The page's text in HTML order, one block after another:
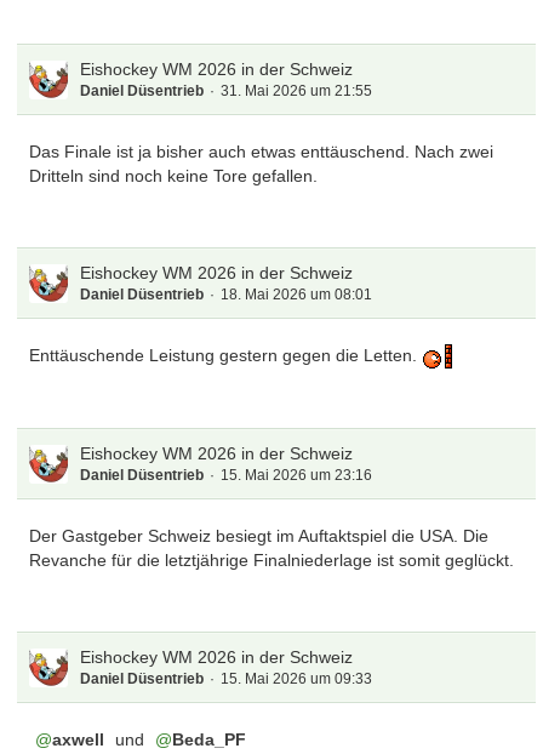
Eishockey WM 2026 in der Schweiz
Daniel Düsentrieb 31. Mai 2026 um 21:55
Das Finale ist ja bisher auch etwas enttäuschend. Nach zwei
Dritteln sind noch keine Tore gefallen.
Eishockey WM 2026 in der Schweiz
Daniel Düsentrieb 18. Mai 2026 um 08:01
Enttäuschende Leistung gestern gegen die Letten.
Eishockey WM 2026 in der Schweiz
Daniel Düsentrieb 15. Mai 2026 um 23:16
Der Gastgeber Schweiz besiegt im Auftaktspiel die USA. Die
Revanche für die letztjährige Finalniederlage ist somit geglückt.
Eishockey WM 2026 in der Schweiz
Daniel Düsentrieb 15. Mai 2026 um 09:33
axwell und Beda_PF